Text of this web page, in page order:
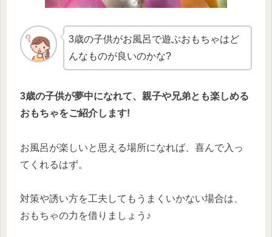
3歳の子供がお風呂で遊ぶおもちゃはど
んなものが良いのかな?
3歳の子供が夢中になれて、親子や兄弟とも楽しめる
おもちゃをご紹介します!
お風呂が楽しいと思える場所になれば、喜んで入っ
てくれるはず。
対策や誘い方を工夫してもうまくいかない場合は、
おもちゃの力を借りましょう♪